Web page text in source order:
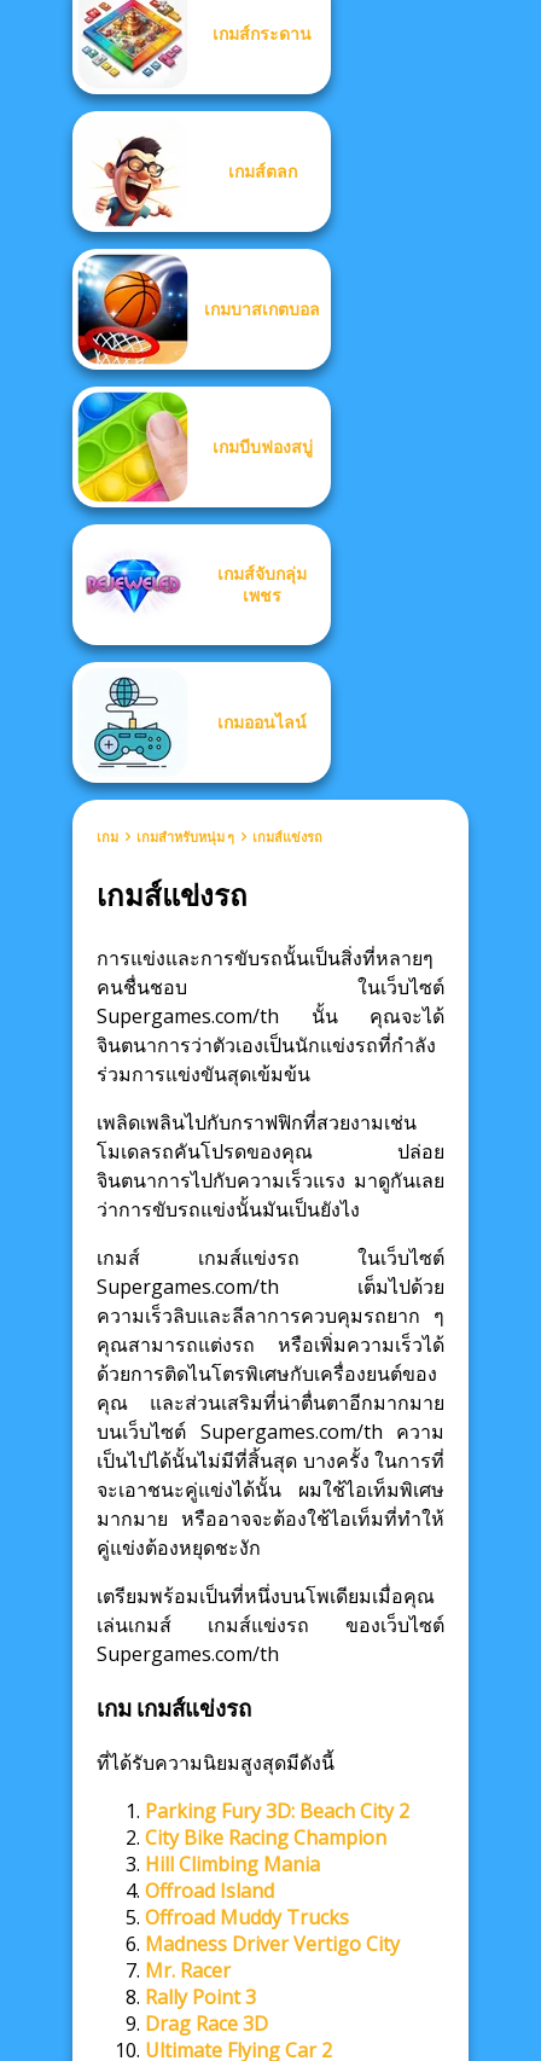
เกมส์กระดาน
เกมส์ตลก
เกมบาสเกตบอล
เกมบีบฟองสบู่
เกมส์จับกลุ่ม
เพชร
เกมออนไลน์
เกม เกมสำหรับหนุ่ม ๆ เกมส์แข่งรถ
เกมส์แข่งรถ
การแข่งและการขับรถนั้นเป็นสิ่งที่หลายๆ
คนชื่นชอบ ในเว็บไซต์
Supergames.com/th นั้น คุณจะได้
จินตนาการว่าตัวเองเป็นนักแข่งรถที่กำลัง
ร่วมการแข่งขันสุดเข้มข้น
เพลิดเพลินไปกับกราฟฟิกที่สวยงามเช่น
โมเดลรถคันโปรดของคุณ ปล่อย
จินตนาการไปกับความเร็วแรง มาดูกันเลย
ว่าการขับรถแข่งนั้นมันเป็นยังไง
เกมส์ เกมส์แข่งรถ ในเว็บไซต์
Supergames.com/th เต็มไปด้วย
ความเร็วลิบและลีลาการควบคุมรถยาก ๆ
คุณสามารถแต่งรถ หรือเพิ่มความเร็วได้
ด้วยการติดไนโตรพิเศษกับเครื่องยนต์ของ
คุณ และส่วนเสริมที่น่าตื่นตาอีกมากมาย
บนเว็บไซต์ Supergames.com/th ความ
เป็นไปได้นั้นไม่มีที่สิ้นสุด บางครั้ง ในการที่
จะเอาชนะคู่แข่งได้นั้น ผมใช้ไอเท็มพิเศษ
มากมาย หรืออาจจะต้องใช้ไอเท็มที่ทำให้
คู่แข่งต้องหยุดชะงัก
เตรียมพร้อมเป็นที่หนึ่งบนโพเดียมเมื่อคุณ
เล่นเกมส์ เกมส์แข่งรถ ของเว็บไซต์
Supergames.com/th
เกม เกมส์แข่งรถ
ที่ได้รับความนิยมสูงสุดมีดังนี้
Parking Fury 3D: Beach City 2
City Bike Racing Champion
Hill Climbing Mania
Offroad Island
Offroad Muddy Trucks
Madness Driver Vertigo City
Mr. Racer
Rally Point 3
Drag Race 3D
Ultimate Flying Car 2